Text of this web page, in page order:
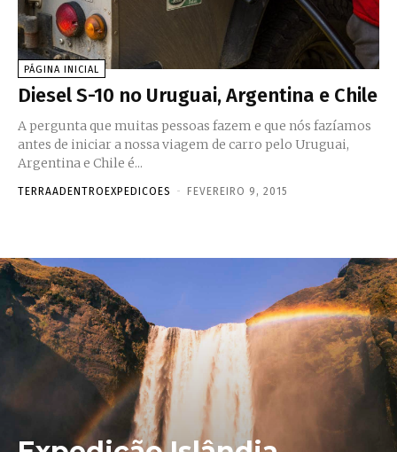
PÁGINA INICIAL
Diesel S-10 no Uruguai, Argentina e Chile
A pergunta que muitas pessoas fazem e que nós fazíamos
antes de iniciar a nossa viagem de carro pelo Uruguai,
Argentina e Chile é...
TERRAADENTROEXPEDICOES - FEVEREIRO 9, 2015